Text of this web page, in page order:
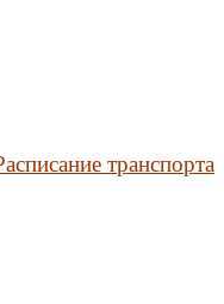
транспорта